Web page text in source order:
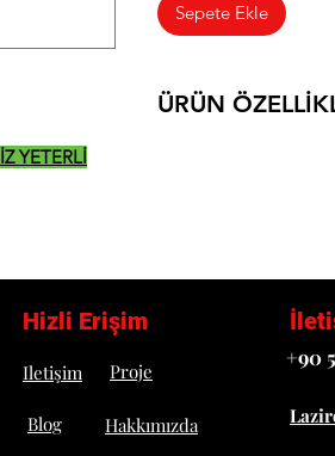
YETERLİ
Sepete Ekle
ÜRÜN
Hizli Erişim
Iletişim Proje
+90
Blog Hakkımızda